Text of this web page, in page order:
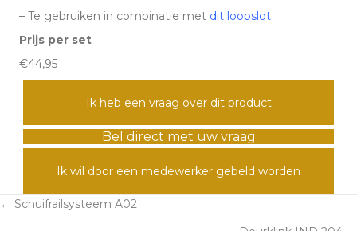
– Te gebruiken in combinatie met dit loopslot
Prijs per set
€44,95
Ik heb een vraag over dit product
Bel direct met uw vraag
Ik wil door een medewerker gebeld worden
Posts
← Schuifrailsysteem A02